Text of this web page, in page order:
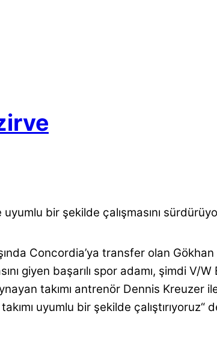
bir şekilde çalışmasını
Concordia’ya transfer olan
giyen başarılı spor adamı, şimdi
takımı antrenör Dennis Kreuzer
uyumlu bir şekilde çalıştırıyoruz“